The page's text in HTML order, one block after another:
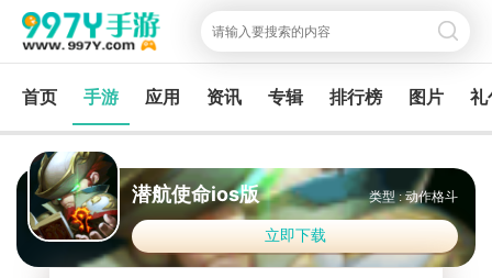
首页 手游 应用 资讯 专辑 排行榜 图片 礼
潜航使命ios版 类型 : 动作格斗
立即下载